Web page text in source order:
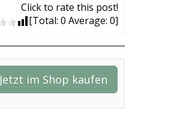
Click to rate this post!
[Total: 0 Average: 0]
Jetzt im Shop kaufen